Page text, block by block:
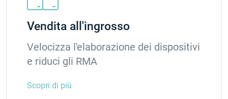
Vendita all'ingrosso
Velocizza l'elaborazione dei dispositivi
e riduci gli RMA
Scopri di più